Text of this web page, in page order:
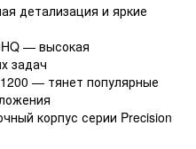
детализация и яркие
— высокая
задач
— тянет популярные
корпус серии Precision